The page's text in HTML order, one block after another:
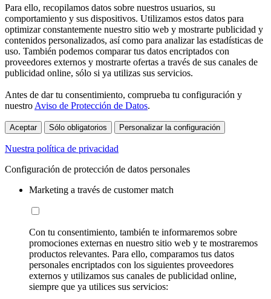
Para ello, recopilamos datos sobre nuestros usuarios, su
comportamiento y sus dispositivos. Utilizamos estos datos para
optimizar constantemente nuestro sitio web y mostrarte publicidad y
contenidos personalizados, así como para analizar las estadísticas de
uso. También podemos comparar tus datos encriptados con
proveedores externos y mostrarte ofertas a través de sus canales de
publicidad online, sólo si ya utilizas sus servicios.
Antes de dar tu consentimiento, comprueba tu configuración y
nuestro Aviso de Protección de Datos.
Aceptar Sólo obligatorios Personalizar la configuración
Nuestra política de privacidad
Configuración de protección de datos personales
Marketing a través de customer match
Con tu consentimiento, también te informaremos sobre
promociones externas en nuestro sitio web y te mostraremos
productos relevantes. Para ello, comparamos tus datos
personales encriptados con los siguientes proveedores
externos y utilizamos sus canales de publicidad online,
siempre que ya utilices sus servicios: